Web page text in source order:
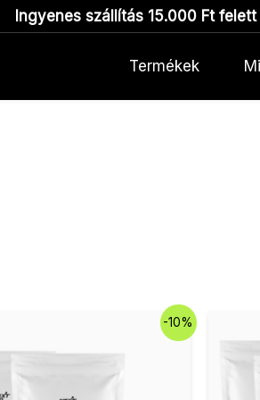
Ingyenes szállítás 15.000 Ft felett
Termékek
-10%
was:
Current